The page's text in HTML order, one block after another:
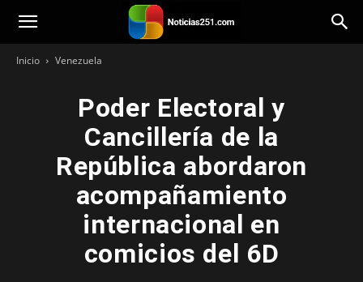
Noticias251
Inicio Venezuela
Poder Electoral y
Cancillería de la
República abordaron
acompañamiento
internacional en
comicios del 6D